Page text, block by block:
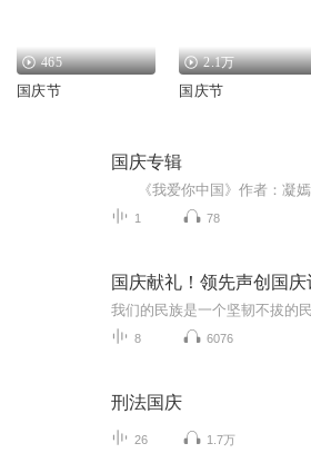
465
国庆节
2.1万
国庆节
国庆专辑
1 78
国庆献礼！领先声创国
8 6076
刑法国庆
26 1.7万